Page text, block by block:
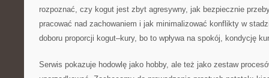
rozpoznać, czy kogut jest zbyt agresywny, jak bezpiecznie
pracować nad zachowaniem i jak minimalizować konflikty w
doboru proporcji kogut–kury, bo to wpływa na spokój, kondycję
Serwis pokazuje hodowlę jako hobby, ale też jako zestaw